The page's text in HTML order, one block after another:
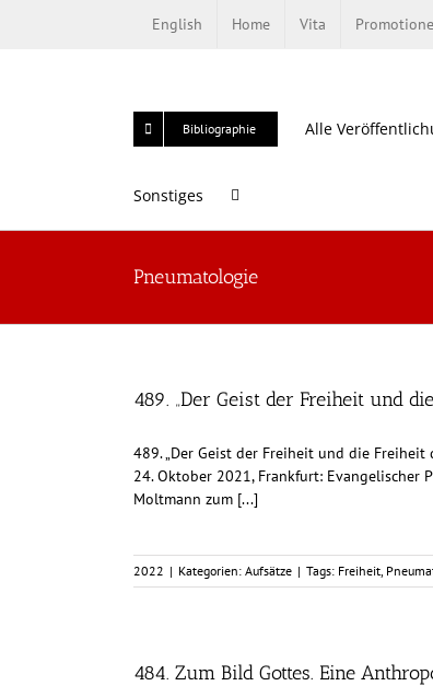
English Home Vita
Bibliographie Alle
Sonstiges
Pneumatologie
489. „Der Geist der Freiheit und
489. „Der Geist der Freiheit und die Freiheit
24. Oktober 2021, Frankfurt: Evangelischer
Moltmann zum [...]
2022 | Kategorien: Aufsätze | Tags: Freiheit,
484. Zum Bild Gottes. Eine